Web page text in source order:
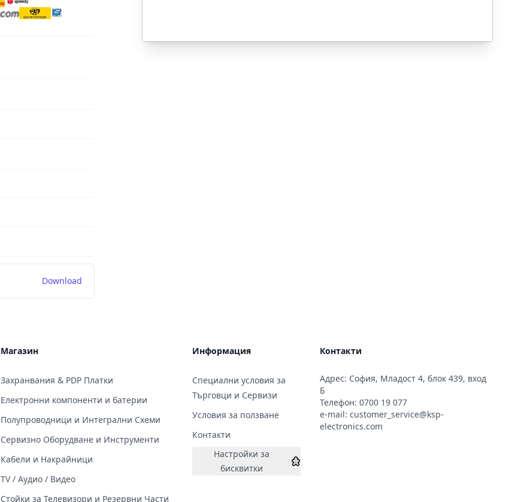
Download
Магазин
Захранвания & PDP Платки
Електронни компоненти и батерии
Полупроводници и Интегрални Схеми
Сервизно Оборудване и Инструменти
Кабели и Накрайници
TV / Аудио / Видео
Стойки за Телевизори и Резервни Части
Информация
Специални условия за
Търговци и Сервизи
Условия за ползване
Контакти
Настройки за
бисквитки
Контакти
Адрес: София, Младост 4, блок 439, вход
Б
Телефон: 0700 19 077
e-mail: customer_service@ksp-
electronics.com